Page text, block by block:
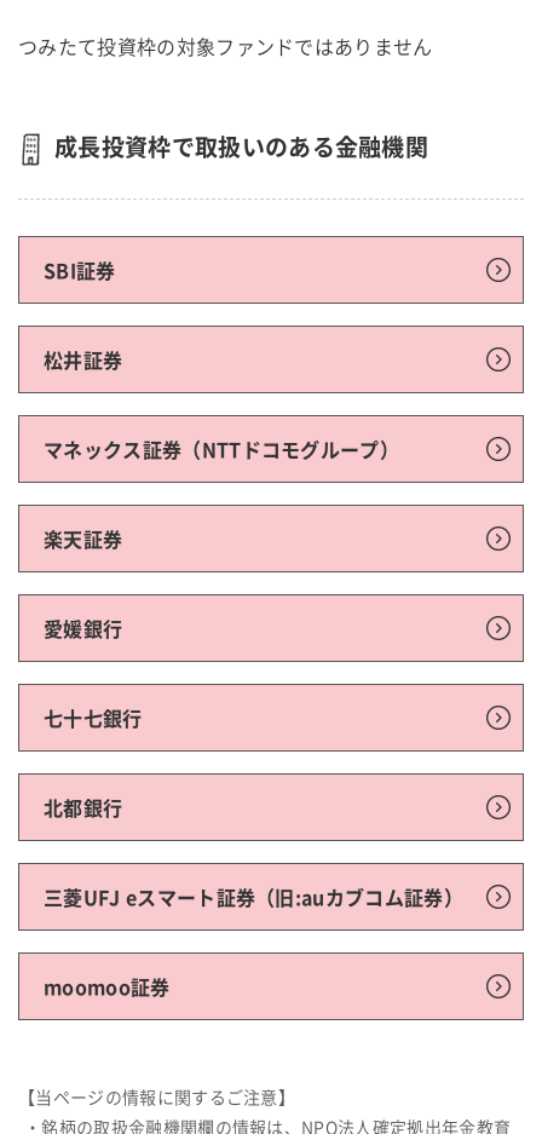
つみたて投資枠の対象ファンドではありません
成長投資枠で取扱いのある金融機関
SBI証券
松井証券
マネックス証券（NTTドコモグループ）
楽天証券
愛媛銀行
七十七銀行
北都銀行
三菱UFJ eスマート証券（旧:auカブコム証券）
moomoo証券
【当ページの情報に関するご注意】
・銘柄の取扱金融機関欄の情報は、NPO法人確定拠出年金教育